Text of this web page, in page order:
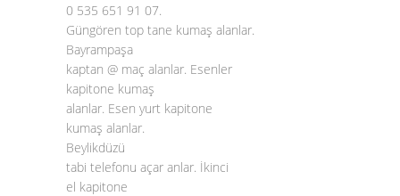
0 535 651 91 07.
Güngören top tane kumaş alanlar.
Bayrampaşa
kaptan @ maç alanlar. Esenler
kapitone kumaş
alanlar. Esen yurt kapitone
kumaş alanlar.
Beylikdüzü
tabi telefonu açar anlar. İkinci
el kapitone